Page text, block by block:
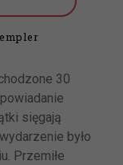
30
sięgają
było
Przemiłe